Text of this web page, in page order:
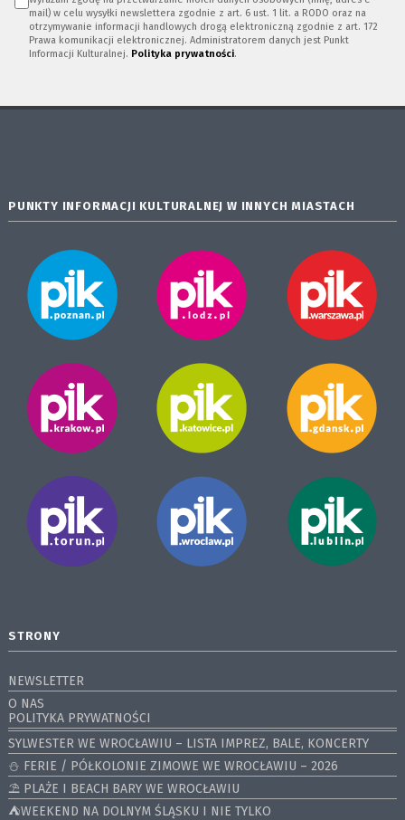
mail) w celu wysyłki newslettera zgodnie z art. 6 ust. 1 lit. a RODO oraz na
otrzymywanie informacji handlowych drogą elektroniczną zgodnie z art. 172
Prawa komunikacji elektronicznej. Administratorem danych jest Punkt
Informacji Kulturalnej. Polityka prywatności.
PUNKTY INFORMACJI KULTURALNEJ W INNYCH MIASTACH
STRONY
NEWSLETTER
O NAS
POLITYKA PRYWATNOŚCI
SYLWESTER WE WROCŁAWIU – LISTA IMPREZ, BALE, KONCERTY
⛄️ FERIE / PÓŁKOLONIE ZIMOWE WE WROCŁAWIU – 2026
⛱️ PLAŻE I BEACH BARY WE WROCŁAWIU
⛺️WEEKEND NA DOLNYM ŚLĄSKU I NIE TYLKO